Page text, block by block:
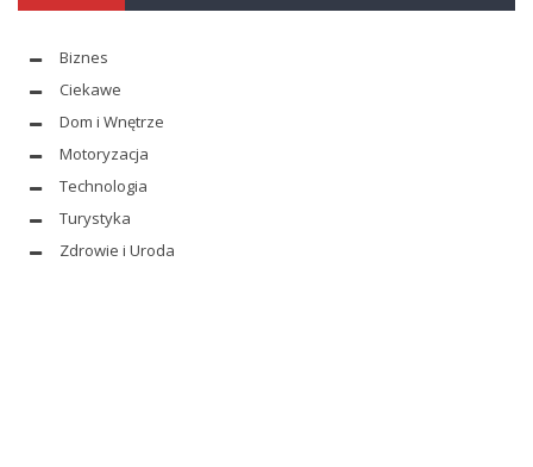
Biznes
Ciekawe
Dom i Wnętrze
Motoryzacja
Technologia
Turystyka
Zdrowie i Uroda